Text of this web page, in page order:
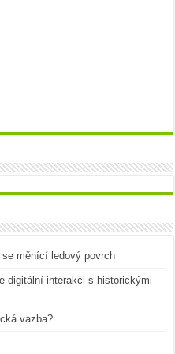
měnící ledový povrch
digitální interakci s historickými
vazba?